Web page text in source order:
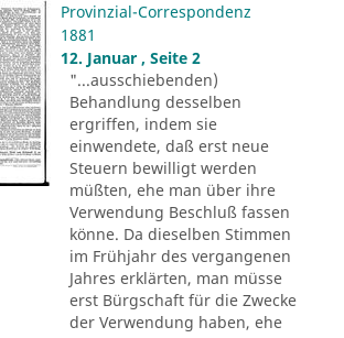
Provinzial-Correspondenz
1881
12. Januar , Seite 2
"...ausschiebenden)
Behandlung desselben
ergriffen, indem sie
einwendete, daß erst neue
Steuern bewilligt werden
müßten, ehe man über ihre
Verwendung Beschluß fassen
könne. Da dieselben Stimmen
im Frühjahr des vergangenen
Jahres erklärten, man müsse
erst Bürgschaft für die Zwecke
der Verwendung haben, ehe